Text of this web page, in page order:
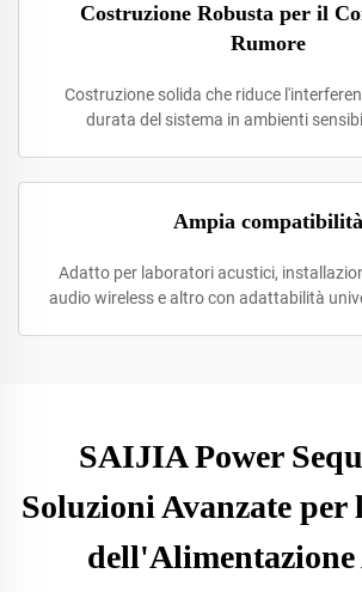
Costruzione Robusta per il
Rumore
Costruzione solida che riduce
durata del sistema in ambienti
Ampia compatibilità
Adatto per laboratori acustici,
audio wireless e altro con adattabilità
SAIJIA Power
Soluzioni Avanzate per